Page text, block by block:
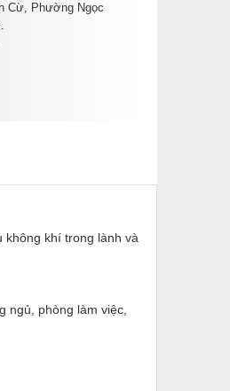
Cừ, Phường Ngọc
không khí trong lành và
ngủ, phòng làm việc,